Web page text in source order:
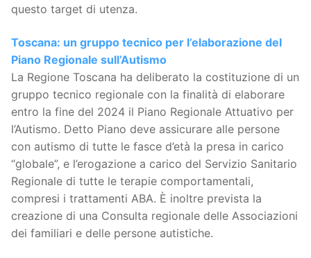
questo target di utenza.
Toscana: un gruppo tecnico per l’elaborazione del
Piano Regionale sull’Autismo
La Regione Toscana ha deliberato la costituzione di un
gruppo tecnico regionale con la finalità di elaborare
entro la fine del 2024 il Piano Regionale Attuativo per
l’Autismo. Detto Piano deve assicurare alle persone
con autismo di tutte le fasce d’età la presa in carico
“globale”, e l’erogazione a carico del Servizio Sanitario
Regionale di tutte le terapie comportamentali,
compresi i trattamenti ABA. È inoltre prevista la
creazione di una Consulta regionale delle Associazioni
dei familiari e delle persone autistiche.